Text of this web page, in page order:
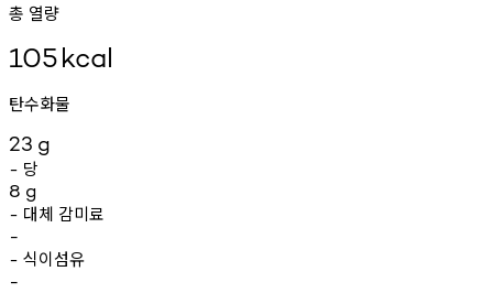
총 열량
105kcal
탄수화물
23 g
- 당
8 g
- 대체 감미료
-
- 식이섬유
-